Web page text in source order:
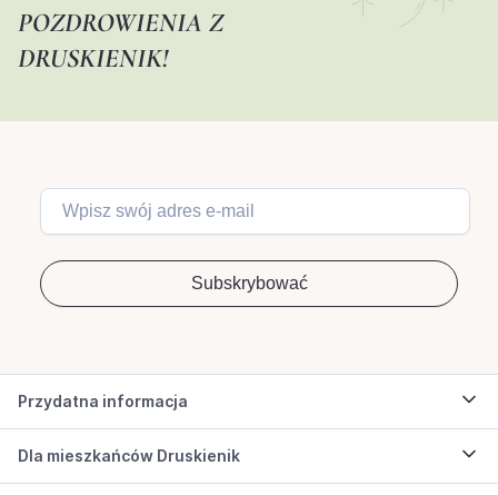
POZDROWIENIA Z
DRUSKIENIK!
Przydatna informacja
Dla mieszkańców Druskienik